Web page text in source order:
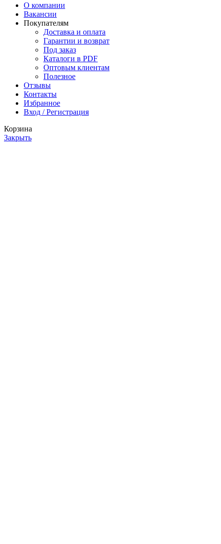
О компании
Вакансии
Покупателям
Доставка и оплата
Гарантии и возврат
Под заказ
Каталоги в PDF
Оптовым клиентам
Полезное
Отзывы
Контакты
Избранное
Вход / Регистрация
Корзина
Закрыть